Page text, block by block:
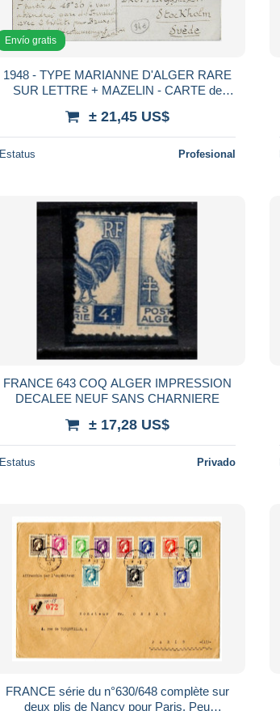
Envío gratis
1948 - TYPE MARIANNE D'ALGER RARE
SUR LETTRE + MAZELIN - CARTE de
DESTINATION !
± 21,45 US$
Estatus Profesional
FRANCE 643 COQ ALGER IMPRESSION
DECALEE NEUF SANS CHARNIERE
± 17,28 US$
Estatus Privado
FRANCE série du n°630/648 complète sur
deux plis de Nancy pour Paris. Peu